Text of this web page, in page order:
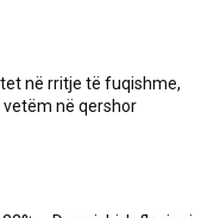
në rritje të fuqishme,
në qershor